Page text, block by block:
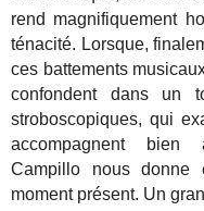
rend magnifiquement
ténacité. Lorsque,
ces battements
confondent dans un
stroboscopiques, qui
accompagnent
Campillo nous donne
moment présent. Un